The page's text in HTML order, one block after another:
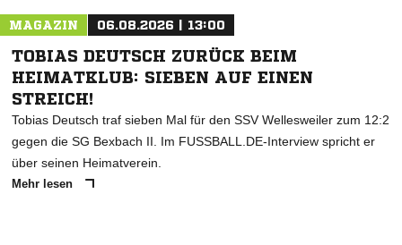
MAGAZIN 06.08.2026 | 13:00
TOBIAS DEUTSCH ZURÜCK BEIM
HEIMATKLUB: SIEBEN AUF EINEN
STREICH!
Tobias Deutsch traf sieben Mal für den SSV Wellesweiler zum 12:2
gegen die SG Bexbach II. Im FUSSBALL.DE-Interview spricht er
über seinen Heimatverein.
Mehr lesen